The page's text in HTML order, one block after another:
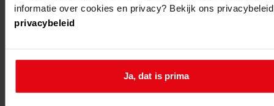
informatie over cookies en privacy? Bekijk ons privacybeleid
privacybeleid
Ja, dat is prima
kerkstraat 10
aanbouw entree
kerkstraat 9
hoorn,
kerkstraat 11
uitbreiding